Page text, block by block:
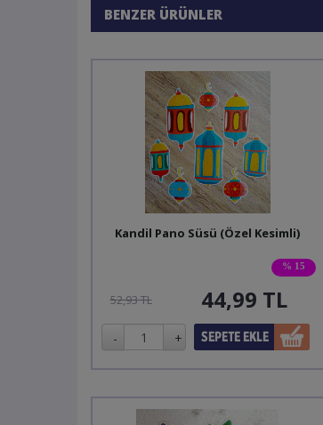
BENZER ÜRÜNLER
% 15
Kandil Pano Süsü (Özel Kesimli)
52,93 TL 44,99 TL